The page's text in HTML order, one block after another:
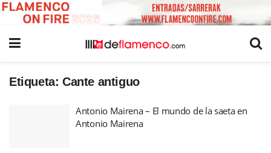
Etiqueta: Cante antiguo
Antonio Mairena – El mundo de la saeta en
Antonio Mairena